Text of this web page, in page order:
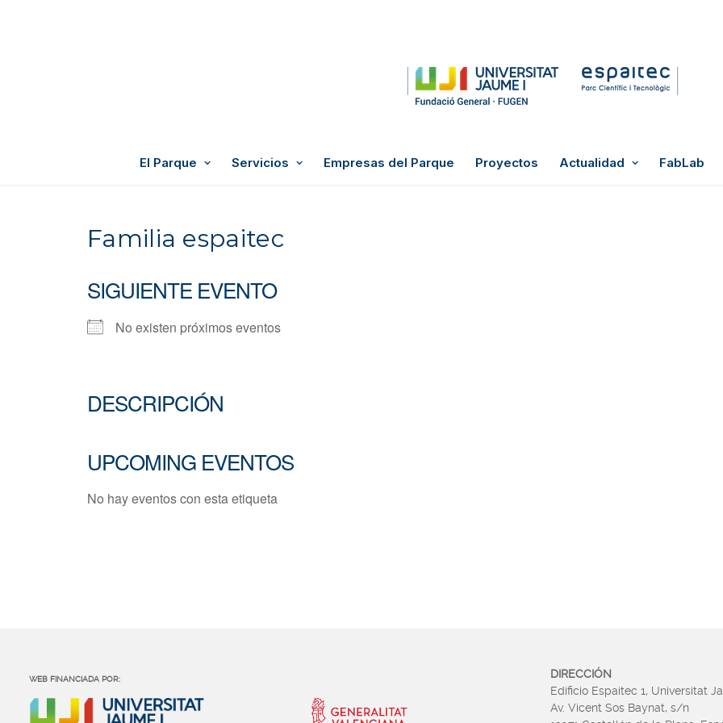
El Parque Servicios Empresas del Parque Proyectos Actualidad FabLab
Familia espaitec
SIGUIENTE EVENTO
No existen próximos eventos
DESCRIPCIÓN
UPCOMING EVENTOS
No hay eventos con esta etiqueta
WEB FINANCIADA POR:
DIRECCIÓN
Edificio Espaitec 1, Universitat
Av. Vicent Sos Baynat, s/n